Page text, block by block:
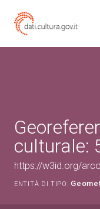
culturale:
https://w3id.org/
ENTITÀ DI TIPO: